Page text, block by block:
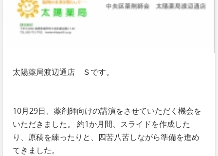
太陽薬局渡辺通店 Ｓです。
10月29日、薬剤師向けの講演をさせていただく機会を
いただきました。 約1か月間、スライドを作成した
り、原稿を練ったりと、四苦八苦しながら準備を進め
てきました。